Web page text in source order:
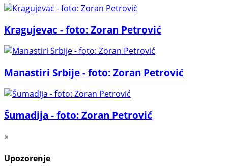
Kragujevac - foto: Zoran Petrović
Manastiri Srbije - foto: Zoran Petrović
Šumadija - foto: Zoran Petrović
×
Upozorenje